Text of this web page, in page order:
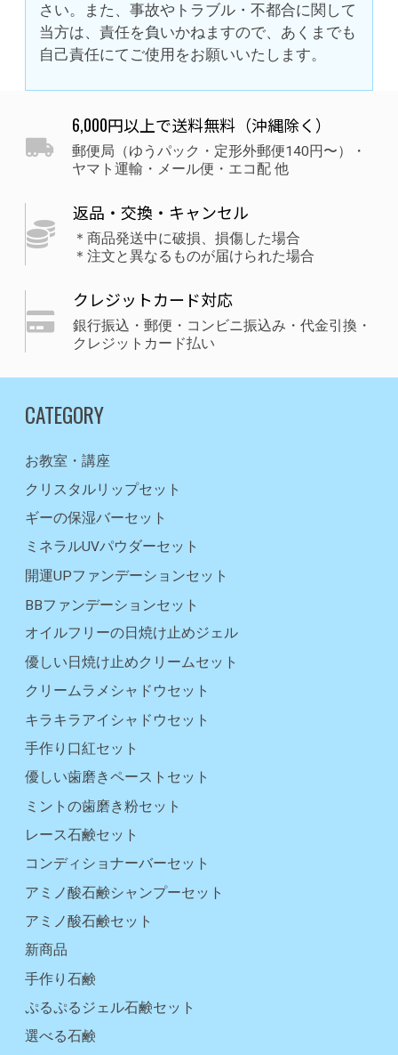
さい。また、事故やトラブル・不都合に関して
当方は、責任を負いかねますので、あくまでも
自己責任にてご使用をお願いいたします。
6,000円以上で送料無料（沖縄除く）
郵便局（ゆうパック・定形外郵便140円〜）・
ヤマト運輸・メール便・エコ配 他
返品・交換・キャンセル
＊商品発送中に破損、損傷した場合
＊注文と異なるものが届けられた場合
クレジットカード対応
銀行振込・郵便・コンビニ振込み・代金引換・
クレジットカード払い
CATEGORY
お教室・講座
クリスタルリップセット
ギーの保湿バーセット
ミネラルUVパウダーセット
開運UPファンデーションセット
BBファンデーションセット
オイルフリーの日焼け止めジェル
優しい日焼け止めクリームセット
クリームラメシャドウセット
キラキラアイシャドウセット
手作り口紅セット
優しい歯磨きペーストセット
ミントの歯磨き粉セット
レース石鹸セット
コンディショナーバーセット
アミノ酸石鹸シャンプーセット
アミノ酸石鹸セット
新商品
手作り石鹸
ぷるぷるジェル石鹸セット
選べる石鹸